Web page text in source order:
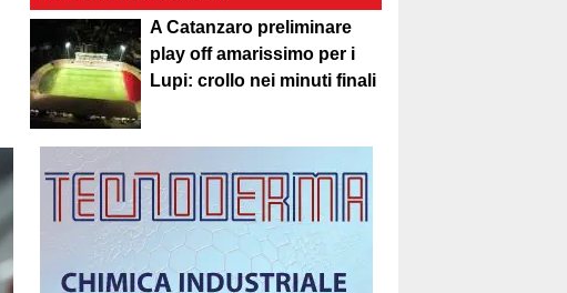
A Catanzaro preliminare
play off amarissimo per i
Lupi: crollo nei minuti finali